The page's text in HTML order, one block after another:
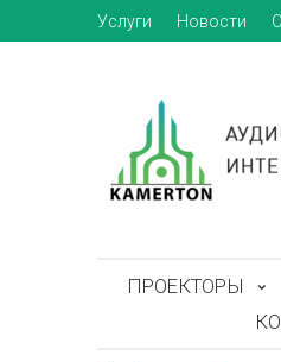
Услуги Новости
ПРОЕКТОРЫ